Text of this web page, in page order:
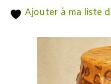
Ajouter à ma liste